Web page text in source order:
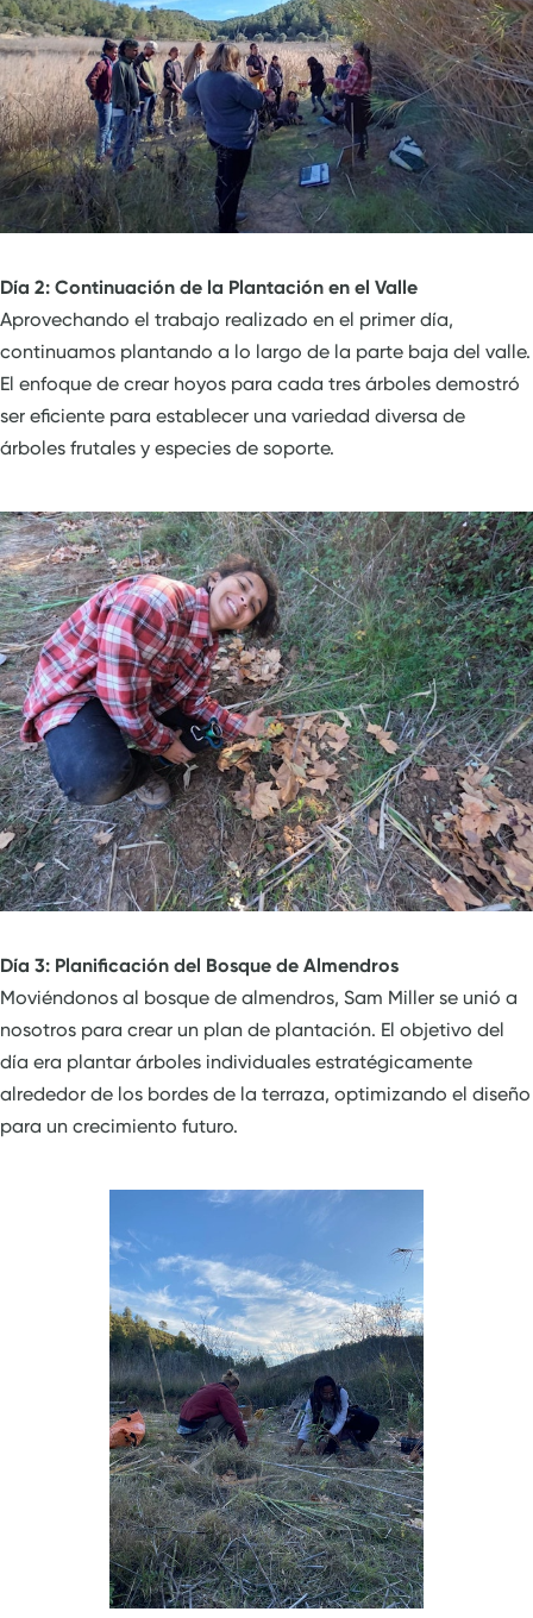
Día 2: Continuación de la Plantación en el Valle
Aprovechando el trabajo realizado en el primer día,
continuamos plantando a lo largo de la parte baja del valle.
El enfoque de crear hoyos para cada tres árboles demostró
ser eficiente para establecer una variedad diversa de
árboles frutales y especies de soporte.
Día 3: Planificación del Bosque de Almendros
Moviéndonos al bosque de almendros, Sam Miller se unió a
nosotros para crear un plan de plantación. El objetivo del
día era plantar árboles individuales estratégicamente
alrededor de los bordes de la terraza, optimizando el diseño
para un crecimiento futuro.